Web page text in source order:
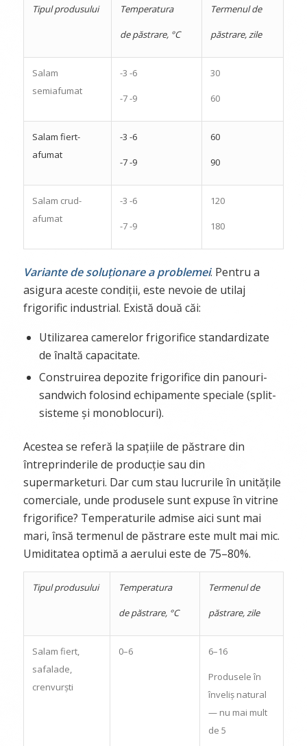
Tipul produsului Temperatura
de păstrare, °С
Termenul de
păstrare,zile
Salam
semiafumat
-3 -6
-7 -9
30
60
Salam fiert-
afumat
-3 -6
-7 -9
60
90
Salam crud-
afumat
-3 -6
-7 -9
120
180
Variante de soluționare a problemei. Pentru a
asigura aceste condiții, este nevoie de utilaj
frigorific industrial. Există două căi:
Utilizarea camerelor frigorifice standardizate
de înaltă capacitate.
Construirea depozite frigorifice din panouri-
sandwich folosind echipamente speciale (split-
sisteme și monoblocuri).
Acestea se referă la spațiile de păstrare din
întreprinderile de producție sau din
supermarketuri. Dar cum stau lucrurile în unitățile
comerciale, unde produsele sunt expuse în vitrine
frigorifice? Temperaturile admise aici sunt mai
mari, însă termenul de păstrare este mult mai mic.
Umiditatea optimă a aerului este de 75–80%.
Tipul produsului Temperatura
de păstrare, °С
Termenul de
păstrare,zile
Salam fiert,
safalade,
crenvurști
0–6 6–16
Produsele în
înveliș natural
— nu mai mult
de 5